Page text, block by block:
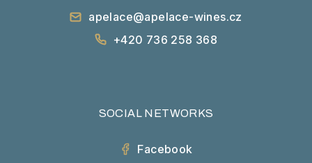
apelace@apelace-wines.cz
+420 736 258 368
SOCIAL NETWORKS
Facebook